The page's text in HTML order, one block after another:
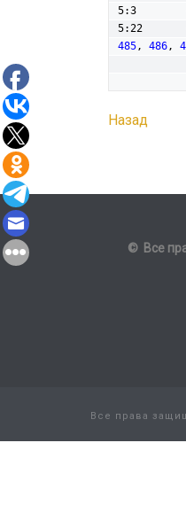
5:3
5:22
485, 486,
Назад
© Все
Все права